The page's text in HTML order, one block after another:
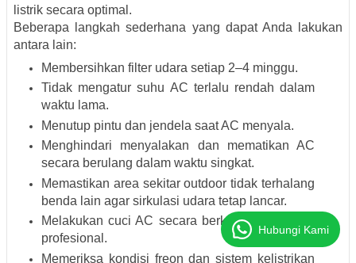
listrik secara optimal.
Beberapa langkah sederhana yang dapat Anda lakukan
antara lain:
Membersihkan filter udara setiap 2–4 minggu.
Tidak mengatur suhu AC terlalu rendah dalam
waktu lama.
Menutup pintu dan jendela saat AC menyala.
Menghindari menyalakan dan mematikan AC
secara berulang dalam waktu singkat.
Memastikan area sekitar outdoor tidak terhalang
benda lain agar sirkulasi udara tetap lancar.
Melakukan cuci AC secara berkala oleh teknisi
profesional.
Memeriksa kondisi freon dan sistem kelistrikan
Hubungi Kami